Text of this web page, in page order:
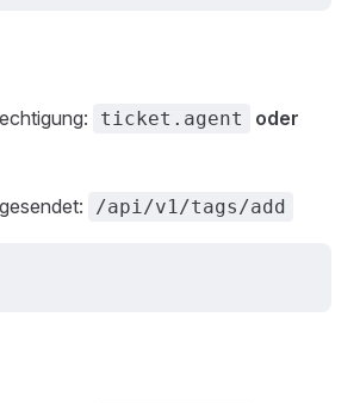
ticket.agent oder
/api/v1/tags/add